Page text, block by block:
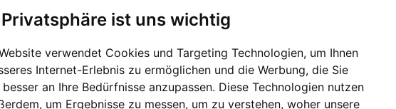
ist uns wichtig
verwendet Cookies und Targeting Technologien, um Ihnen
Internet-Erlebnis zu ermöglichen und die Werbung, die Sie
besser an Ihre Bedürfnisse anzupassen. Diese Technologien nutzen
um Ergebnisse zu messen, um zu verstehen, woher unsere